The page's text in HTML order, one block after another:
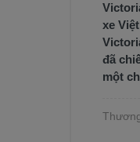
xe
đã
một